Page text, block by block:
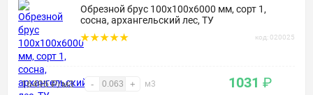
Обрезной брус 100х100х6000 мм, сорт 1,
сосна, архангельский лес, ТУ
код: 020025
16496 ₽/м3 - + м3 1031 ₽